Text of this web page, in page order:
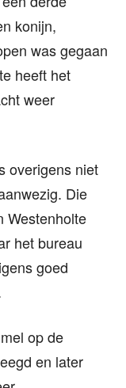
konijn,
was gegaan
heeft het
weer
overigens niet
Die
Westenholte
het bureau
goed
op de
en later